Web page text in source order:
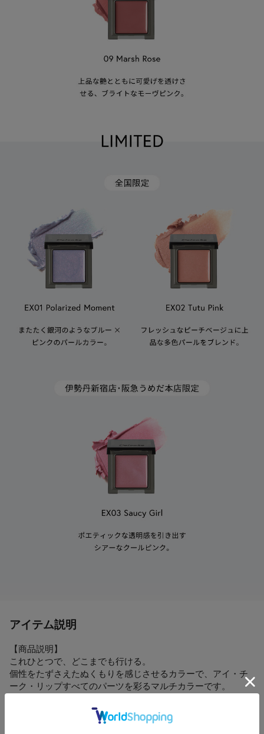
アイテム説明
【商品説明】
これひとつで、どこまでも行ける。
個性をたずさえたぬくもりを感じさせるカラーで、アイ・チ
ーク・リップすべてのパーツを彩るマルチカラーです。
と、しっとり薄膜の密着感を両立させたテクスチャー。
1色でのワントーンメイクも、カラーを重ねたグラデーション